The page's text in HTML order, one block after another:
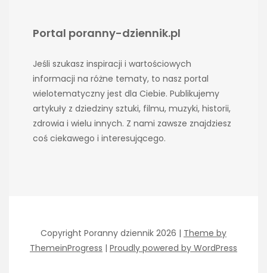
Portal poranny-dziennik.pl
Jeśli szukasz inspiracji i wartościowych
informacji na różne tematy, to nasz portal
wielotematyczny jest dla Ciebie. Publikujemy
artykuły z dziedziny sztuki, filmu, muzyki, historii,
zdrowia i wielu innych. Z nami zawsze znajdziesz
coś ciekawego i interesującego.
Copyright Poranny dziennik 2026 | Theme by
ThemeinProgress | Proudly powered by WordPress